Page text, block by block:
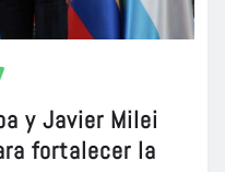
y Javier Milei
fortalecer la